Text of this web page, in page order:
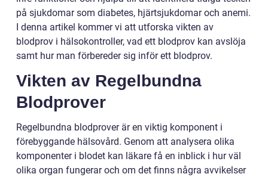
på sjukdomar som diabetes, hjärtsjukdomar och anemi.
I denna artikel kommer vi att utforska vikten av
blodprov i hälsokontroller, vad ett blodprov kan avslöja
samt hur man förbereder sig inför ett blodprov.
Vikten av Regelbundna
Blodprover
Regelbundna blodprover är en viktig komponent i
förebyggande hälsovård. Genom att analysera olika
komponenter i blodet kan läkare få en inblick i hur väl
olika organ fungerar och om det finns några avvikelser